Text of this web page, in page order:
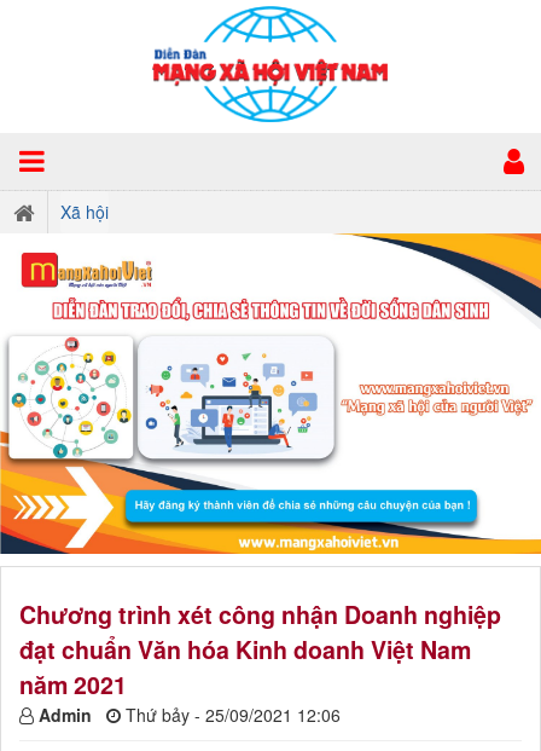
Xã hội
Chương trình xét công nhận Doanh nghiệp
đạt chuẩn Văn hóa Kinh doanh Việt Nam
năm 2021
Admin Thứ bảy - 25/09/2021 12:06